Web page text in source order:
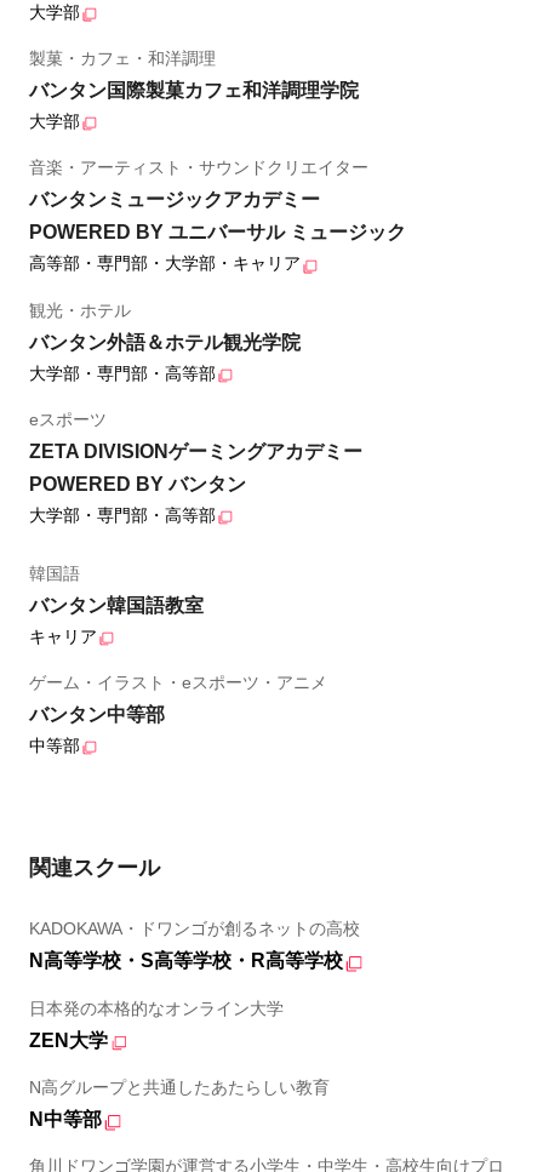
大学部
製菓・カフェ・和洋調理
バンタン国際製菓カフェ和洋調理学院
大学部
音楽・アーティスト・サウンドクリエイター
バンタンミュージックアカデミー
POWERED BY ユニバーサル ミュージック
高等部・専門部・大学部・キャリア
観光・ホテル
バンタン外語＆ホテル観光学院
大学部・専門部・高等部
eスポーツ
ZETA DIVISIONゲーミングアカデミー
POWERED BY バンタン
大学部・専門部・高等部
韓国語
バンタン韓国語教室
キャリア
ゲーム・イラスト・eスポーツ・アニメ
バンタン中等部
中等部
関連スクール
KADOKAWA・ドワンゴが創るネットの高校
N高等学校・S高等学校・R高等学校
日本発の本格的なオンライン大学
ZEN大学
N高グループと共通したあたらしい教育
N中等部
角川ドワンゴ学園が運営する小学生・中学生・高校生向けプロ